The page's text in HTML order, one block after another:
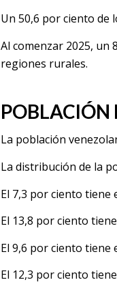
Un 50,6 por ciento de
Al comenzar 2025, un
regiones rurales.
POBLACIÓN
La población
La distribución de la
El 7,3 por ciento tiene
El 13,8 por ciento
El 9,6 por ciento tiene
El 12,3 por ciento